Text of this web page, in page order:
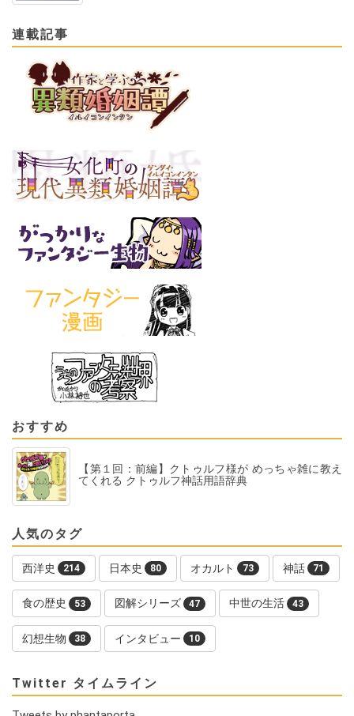
連載記事
おすすめ
【第１回：前編】クトゥルフ様が めっちゃ雑に教え
てくれる クトゥルフ神話用語辞典
人気のタグ
西洋史 214 日本史 80 オカルト 73 神話 71
食の歴史 53 図解シリーズ 47 中世の生活 43
幻想生物 38 インタビュー 10
Twitter タイムライン